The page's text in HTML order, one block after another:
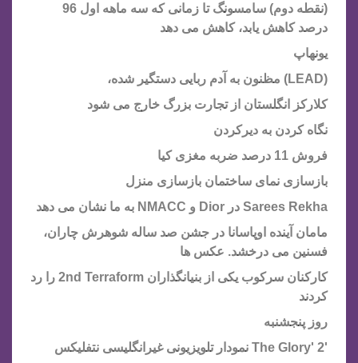
(نقطه دوم) سامسونگ تا زمانی که سه ماهه اول 96
درصد کاهش یابد، کاهش می دهد
یونهاپ
(LEAD) مظنون به آدم ربایی دستگیر شده،
کلارکز انگلستان از تجارت بزرگ خارج می شود
نگاه کردن به دیرکردن
فروش 11 درصد ضربه مغزی کیا
بازسازی نمای ساختمان بازسازی منزل
Sarees Rekha در Dior و NMACC به ما نشان می دهد
مامان آینده اوپاسانا در جشن صد ساله شوهرش چاران،
فسنین می درخشد. عکس ها
کارکنان سرکوب یکی از بنیانگذاران 2nd Terraform را رد
کردند
روز پنجشنبه
'The Glory' 2 نمودار تلویزیونی غیرانگلیسی نتفلیکس